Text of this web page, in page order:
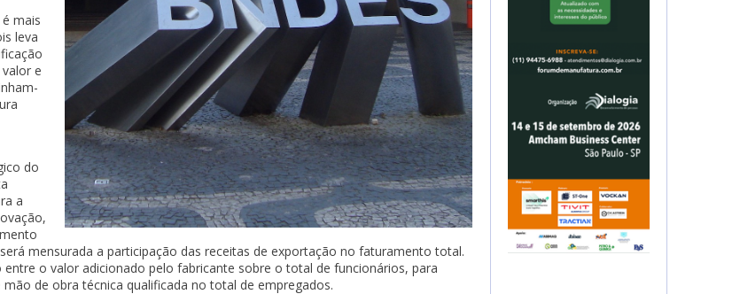
mais
leva
e
do
a
mensurada a participação das receitas de exportação no faturamento total.
o valor adicionado pelo fabricante sobre o total de funcionários, para
de obra técnica qualificada no total de empregados.